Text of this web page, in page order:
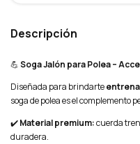
Descripción
💪Soga Jalón para Polea –
Diseñada para brindarte
soga de polea es el complemento
✔️Material premium:cuerda
duradera.